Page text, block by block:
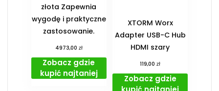
złota Zapewnia
wygodę i praktyczne
zastosowanie.
4973,00 zł
Zobacz gdzie
kupić najtaniej
XTORM Worx
Adapter USB-C Hub
HDMI szary
119,00zł
Zobacz gdzie